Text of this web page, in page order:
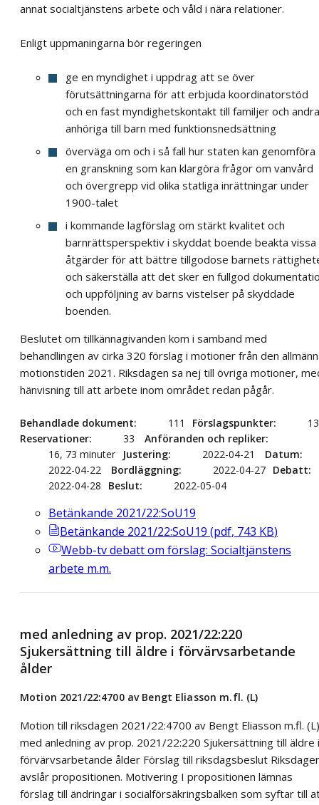
annat socialtjänstens arbete och våld i nära relationer.
Enligt uppmaningarna bör regeringen
ge en myndighet i uppdrag att se över
förutsättningarna för att erbjuda koordinatorstöd
och en fast myndighetskontakt till familjer och andra
anhöriga till barn med funktionsnedsättning
överväga om och i så fall hur staten kan genomföra
en granskning som kan klargöra frågor om vanvård
och övergrepp vid olika statliga inrättningar under
1900-talet
i kommande lagförslag om stärkt kvalitet och
barnrättsperspektiv i skyddat boende beakta vissa
åtgärder för att bättre tillgodose barnets
och säkerställa att det sker en fullgod
och uppföljning av barns vistelser på skyddade
boenden.
Beslutet om tillkännagivanden kom i samband med
behandlingen av cirka 320 förslag i motioner från den
motionstiden 2021. Riksdagen sa nej till övriga motioner,
hänvisning till att arbete inom området redan pågår.
Behandlade dokument 111 Förslagspunkter
13
Reservationer
33
Anföranden och repliker
16, 73 minuter
Justering 2022-04-21
Datum
2022-04-22
Bordläggning 2022-04-27 Debatt
2022-04-28
Beslut 2022-05-04
Betänkande 2021/22:SoU19
Betänkande 2021/22:SoU19 (pdf, 743 KB)
Webb-tvdebatt om förslag: Socialtjänstens
arbete m.m.
med anledning av prop. 2021/22:220
Sjukersättning till äldre i förvärvsarbetande
ålder
Motion 2021/22:4700 av Bengt Eliasson m.fl. (L)
Motion till riksdagen 2021/22:4700 av Bengt Eliasson m.fl. (L)
med anledning av prop. 2021/22:220 Sjukersättning till äldre i
förvärvsarbetande ålder Förslag till riksdagsbeslut
avslår propositionen. Motivering I propositionen lämnas
förslag till ändringar i socialförsäkringsbalken som syftar till